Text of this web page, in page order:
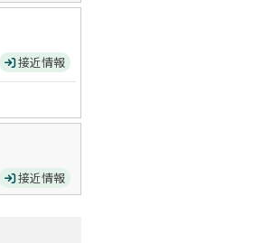
接近情報
接近情報